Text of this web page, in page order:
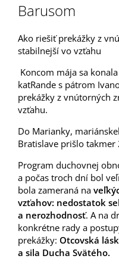
Barusom
Ako riešiť prekážky z
stabilnejší vo vzťahu
Koncom mája sa
katRande s pátrom
prekážky z vnútorných
vzťahu.
Do Marianky,
Bratislave prišlo takmer
Program duchovnej
a počas troch dní bol
bola zameraná na
vzťahov: nedostatok
a nerozhodnosť. A na
konkrétne rady a
prekážky: Otcovská
a sila Ducha Svätého.